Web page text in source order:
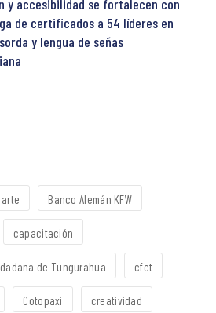
y accesibilidad se fortalecen con
de certificados a 54 líderes en
y lengua de señas
arte Banco Alemán KFW
capacitación
de Tungurahua cfct
Cotopaxi creatividad